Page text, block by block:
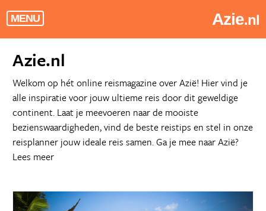
MENU Azie.nl
Azie.nl
Welkom op hét online reismagazine over Azië! Hier vind je
alle inspiratie voor jouw ultieme reis door dit geweldige
continent. Laat je meevoeren naar de mooiste
bezienswaardigheden, vind de beste reistips en stel in onze
reisplanner jouw ideale reis samen. Ga je mee naar Azië?
Lees meer